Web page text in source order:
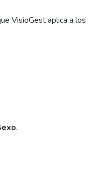
VisioGest aplica a los
.